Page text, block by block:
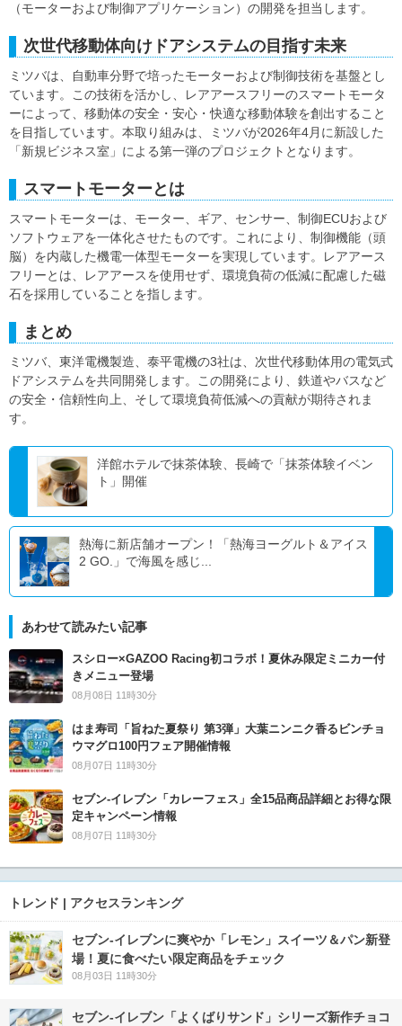
（モーターおよび制御アプリケーション）の開発を担当します。
次世代移動体向けドアシステムの目指す未来
ミツバは、自動車分野で培ったモーターおよび制御技術を基盤とし
ています。この技術を活かし、レアアースフリーのスマートモータ
ーによって、移動体の安全・安心・快適な移動体験を創出すること
を目指しています。本取り組みは、ミツバが2026年4月に新設した
「新規ビジネス室」による第一弾のプロジェクトとなります。
スマートモーターとは
スマートモーターは、モーター、ギア、センサー、制御ECUおよび
ソフトウェアを一体化させたものです。これにより、制御機能（頭
脳）を内蔵した機電一体型モーターを実現しています。レアアース
フリーとは、レアアースを使用せず、環境負荷の低減に配慮した磁
石を採用していることを指します。
まとめ
ミツバ、東洋電機製造、泰平電機の3社は、次世代移動体用の電気式
ドアシステムを共同開発します。この開発により、鉄道やバスなど
の安全・信頼性向上、そして環境負荷低減への貢献が期待されま
す。
洋館ホテルで抹茶体験、長崎で「抹茶体験イベン
ト」開催
熱海に新店舗オープン！「熱海ヨーグルト＆アイス
2 GO.」で海風を感じ...
あわせて読みたい記事
スシロー×GAZOO Racing初コラボ！夏休み限定ミニカー付
きメニュー登場
08月08日 11時30分
はま寿司「旨ねた夏祭り 第3弾」大葉ニンニク香るビンチョ
ウマグロ100円フェア開催情報
08月07日 11時30分
セブン‐イレブン「カレーフェス」全15品商品詳細とお得な限
定キャンペーン情報
08月07日 11時30分
トレンド | アクセスランキング
セブン‐イレブンに爽やか「レモン」スイーツ＆パン新登
場！夏に食べたい限定商品をチェック
08月03日 11時30分
セブン‐イレブン「よくばりサンド」シリーズ新作チョコ